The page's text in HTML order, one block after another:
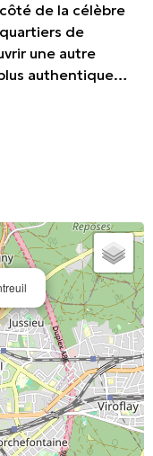
de la célèbre
de
une autre
authentique…